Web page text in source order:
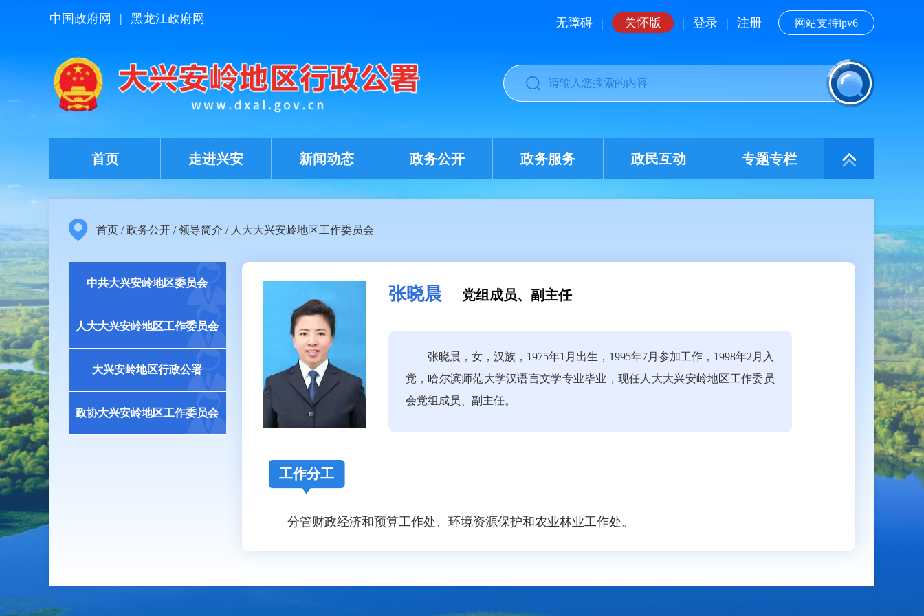
中国政府网 | 黑龙江政府网 无障碍 | 关怀版 | 登录 | 注册 网站支持ipv6
首页 走进兴安 新闻动态 政务公开 政务服务 政民互动 专题专栏
首页 /政务公开 /领导简介 / 人大大兴安岭地区工作委员会
中共大兴安岭地区委员会
人大大兴安岭地区工作委员会
大兴安岭地区行政公署
政协大兴安岭地区工作委员会
张晓晨 党组成员、副主任
张晓晨，女，汉族，1975年1月出生，1995年7月参加工作，1998年2月入
党，哈尔滨师范大学汉语言文学专业毕业，现任人大大兴安岭地区工作委员
会党组成员、 副主任。
工作分工
分管财政经济和预算工作处、环境资源保护和农业林业工作处。